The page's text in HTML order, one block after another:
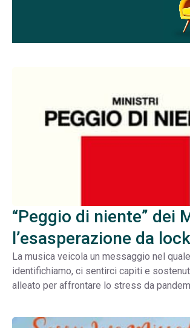
“Peggio di niente” dei
l’esasperazione da
La musica veicola un messaggio nel
identifichiamo, ci sentirci capiti e
alleato per affrontare lo stress da